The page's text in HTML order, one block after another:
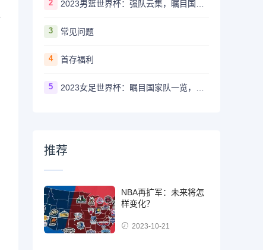
2
3 常见问题
4 首存福利
5
推荐
NBA再扩军：未来将怎
样变化？
2023-10-21